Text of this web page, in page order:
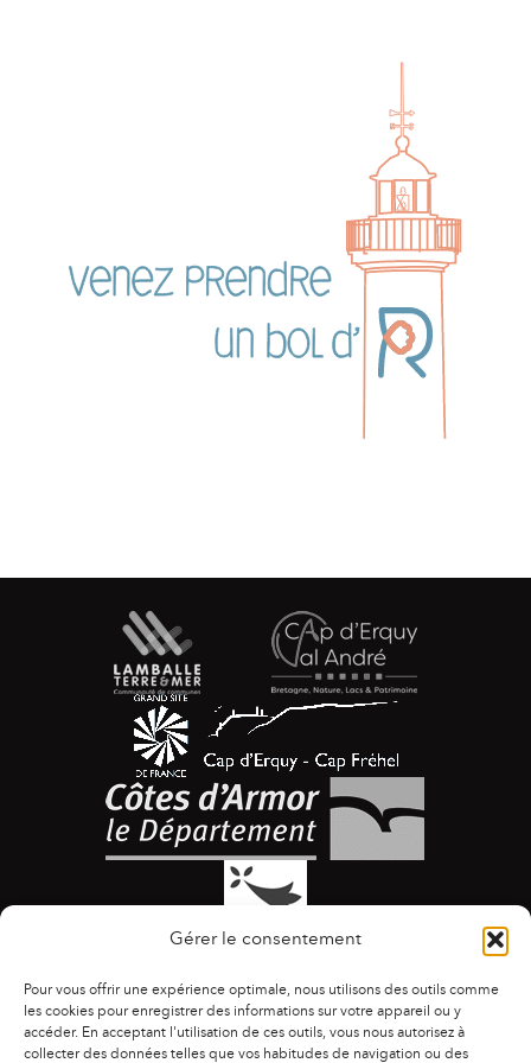
Gérer le consentement
Pour vous offrir une expérience optimale, nous utilisons des outils comme
les cookies pour enregistrer des informations sur votre appareil ou y
accéder. En acceptant l'utilisation de ces outils, vous nous autorisez à
collecter des données telles que vos habitudes de navigation ou des